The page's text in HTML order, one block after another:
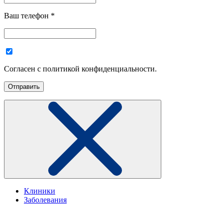
Ваш телефон *
Согласен с политикой конфиденциальности.
Клиники
Заболевания